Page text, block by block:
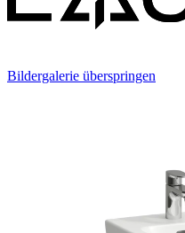
Bildergalerie überspringen